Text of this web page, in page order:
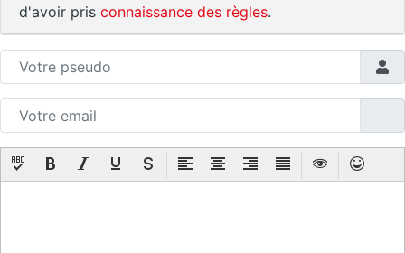
d'avoir pris connaissance des règles.